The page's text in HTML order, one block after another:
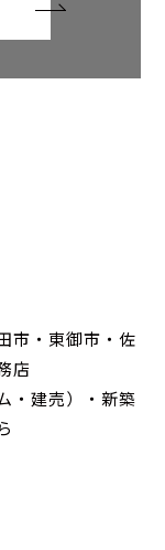
市・東御市・佐
店
・建売）・新築